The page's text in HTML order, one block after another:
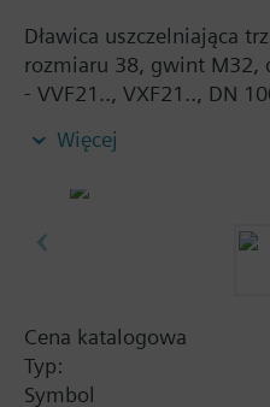
Dławica uszczelniająca
rozmiaru 38, gwint M32,
- VVF21.., VXF21.., DN
października 2015
października 2015
- VVF42.., VXF42.., DN
października 2015
- VVF42..K, DN 100...150
Więcej
Cena katalogowa
Typ:
Symbol